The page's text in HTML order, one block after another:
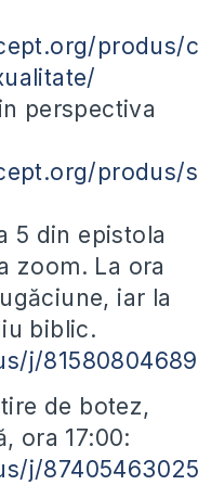
produs/
perspectiva
produs/
5 din epistola
zoom. La ora
iar la
biblic.
j/81580804689
de botez,
ora 17:00:
j/